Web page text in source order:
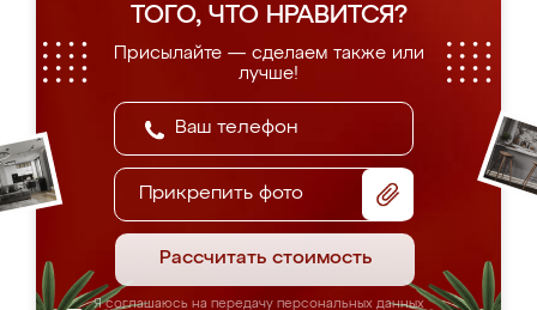
ТОГО, ЧТО НРАВИТСЯ?
Присылайте — сделаем также или
лучше!
Прикрепить фото
Рассчитать стоимость
Я соглашаюсь на передачу персональных данных